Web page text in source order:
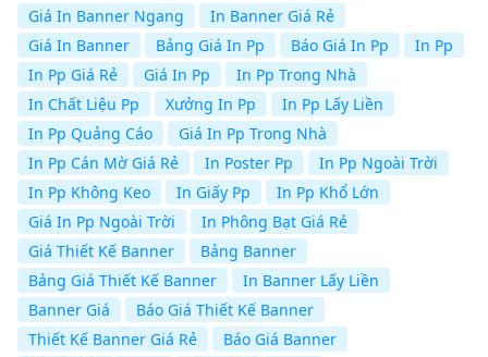
Giá In Banner Ngang
In Banner Giá Rẻ
Giá In Banner
Bảng Giá In Pp Báo Giá In Pp
In Pp
In Pp Giá Rẻ
Giá In Pp
In Pp Trong Nhà
In Chất Liệu Pp
Xưởng In Pp
In Pp Lấy Liền
In Pp Quảng Cáo
Giá In Pp Trong Nhà
In Pp Cán Mờ Giá Rẻ
In Poster Pp
In Pp Ngoài Trời
In Pp Không Keo
In Giấy Pp
In Pp Khổ Lớn
Giá In Pp Ngoài Trời
In Phông Bạt Giá Rẻ
Giá Thiết Kế Banner
Bảng Banner
Bảng Giá Thiết Kế Banner
In Banner Lấy Liền
Banner Giá
Báo Giá Thiết Kế Banner
Thiết Kế Banner Giá Rẻ
Báo Giá Banner